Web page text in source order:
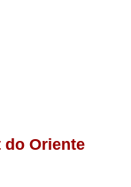
do Oriente